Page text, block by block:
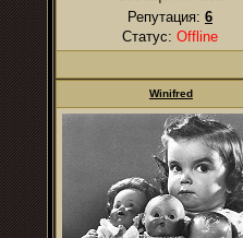
Репутация: 6
Статус: Offline
Winifred